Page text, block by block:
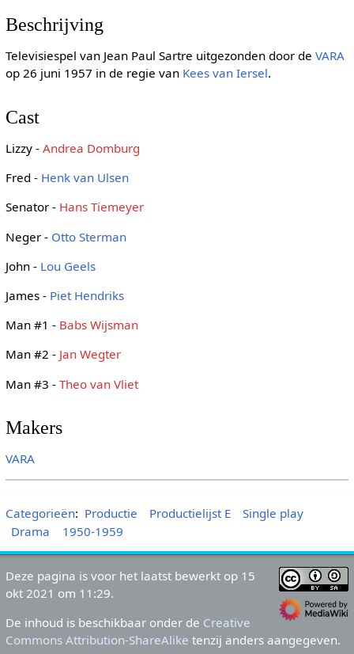
Beschrijving
Televisiespel van Jean Paul Sartre uitgezonden door de VARA
op 26 juni 1957 in de regie van Kees van Iersel.
Cast
Lizzy - Andrea Domburg
Fred - Henk van Ulsen
Senator - Hans Tiemeyer
Neger - Otto Sterman
John - Lou Geels
James - Piet Hendriks
Man #1 - Babs Wijsman
Man #2 - Jan Wegter
Man #3 - Theo van Vliet
Makers
VARA
Categorieën: Productie Productielijst E
Single play
Drama
1950-1959
Deze pagina is voor het laatst bewerkt op 15
okt 2021 om 11:29.
De inhoud is beschikbaar onder de Creative
Commons Attribution-ShareAlike tenzij anders aangegeven.